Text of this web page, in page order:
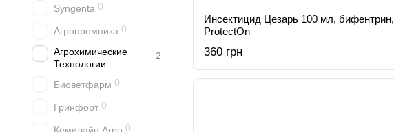
Инсектицид Цезарь 100 мл, бифентрин,
ProtectOn
360 грн
Syngenta 0
Агропромника 0
Агрохимические
Технологии
2
Биоветфарм 0
Гринфорт 0
0